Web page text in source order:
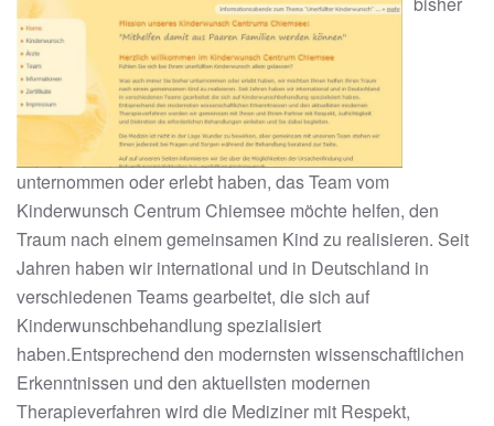
unternommen oder erlebt haben, das Team vom
Kinderwunsch Centrum Chiemsee möchte helfen, den
Traum nach einem gemeinsamen Kind zu realisieren. Seit
Jahren haben wir international und in Deutschland in
verschiedenen Teams gearbeitet, die sich auf
Kinderwunschbehandlung spezialisiert
haben.Entsprechend den modernsten wissenschaftlichen
Erkenntnissen und den aktuellsten modernen
Therapieverfahren wird die Mediziner mit Respekt,